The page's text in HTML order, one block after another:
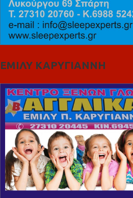
ΕΜΙΛΥ ΚΑΡΥΓΙΑΝΝΗ